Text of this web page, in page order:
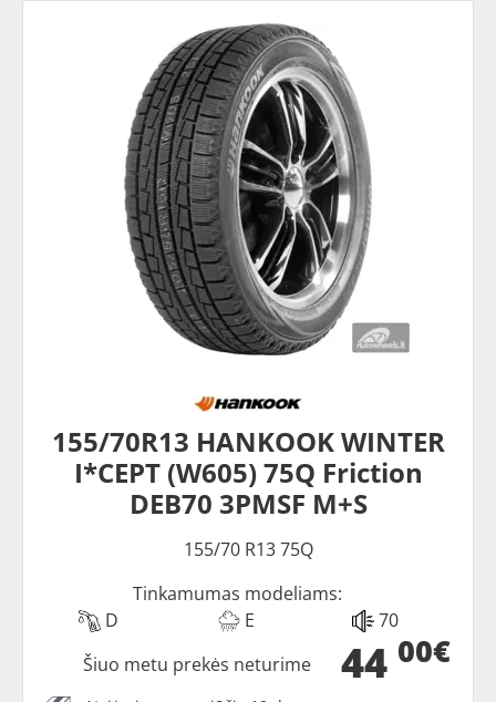
155/70R13 HANKOOK WINTER
I*CEPT (W605) 75Q Friction
DEB70 3PMSF M+S
155/70 R13 75Q
Tinkamumas modeliams:
D
E 70
44 00€
Šiuo metu prekės neturime